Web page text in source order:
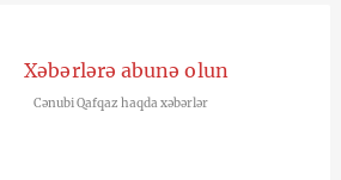
Xəbərlərə abunə olun
Cənubi Qafqaz haqda xəbərlər